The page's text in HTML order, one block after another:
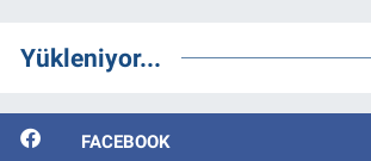
Yükleniyor...
FACEBOOK